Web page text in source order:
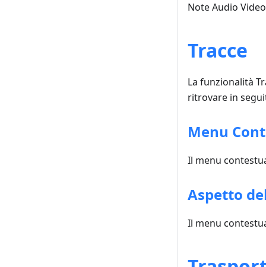
Note Audio
Tracce
La funzionalità
ritrovare in
Menu
Il menu
Aspetto
Il menu